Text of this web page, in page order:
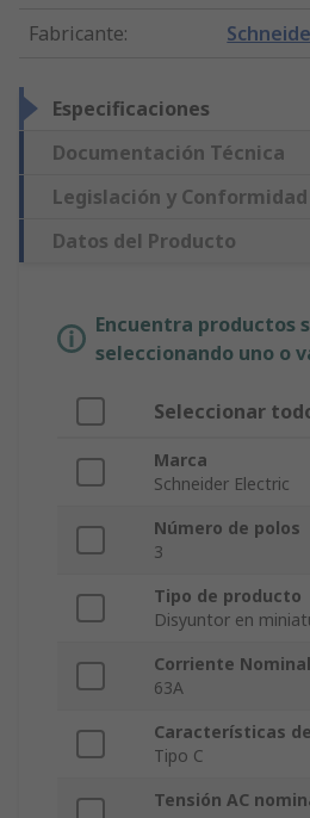
Fabricante:
Especificaciones
Documentación Técnica
Legislación y Conformidad
Datos del Producto
Encuentra productos
seleccionando uno o
Seleccionar
Marca
Schneider Electric
Número de polos
3
Tipo de producto
Disyuntor en
Corriente Nominal
63A
Características
Tipo C
Tensión AC